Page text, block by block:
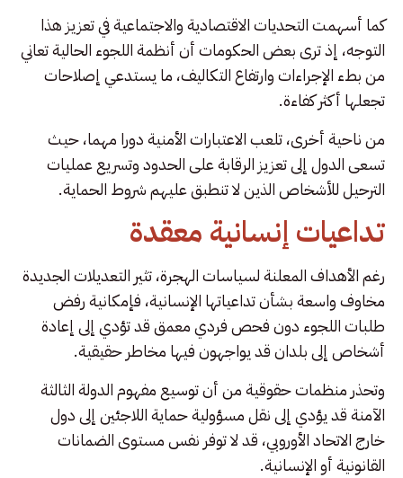
كما أسهمت التحديات الاقتصادية والاجتماعية في تعزيز هذا
التوجه، إذ ترى بعض الحكومات أن أنظمة اللجوء الحالية تعاني
من بطء الإجراءات وارتفاع التكاليف، ما يستدعي إصلاحات
تجعلها أكثر كفاءة.
من ناحية أخرى، تلعب الاعتبارات الأمنية دورا مهما، حيث
تسعى الدول إلى تعزيز الرقابة على الحدود وتسريع عمليات
الترحيل للأشخاص الذين لا تنطبق عليهم شروط الحماية.
تداعيات إنسانية معقدة
رغم الأهداف المعلنة لسياسات الهجرة، تثير التعديلات الجديدة
مخاوف واسعة بشأن تداعياتها الإنسانية، فإمكانية رفض
طلبات اللجوء دون فحص فردي معمق قد تؤدي إلى إعادة
أشخاص إلى بلدان قد يواجهون فيها مخاطر حقيقية.
وتحذر منظمات حقوقية من أن توسيع مفهوم الدولة الثالثة
الآمنة قد يؤدي إلى نقل مسؤولية حماية اللاجئين إلى دول
خارج الاتحاد الأوروبي، قد لا توفر نفس مستوى الضمانات
القانونية أو الإنسانية.